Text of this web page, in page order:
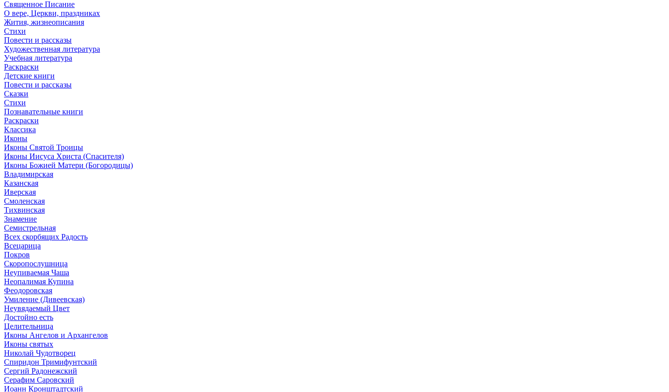
Священное Писание
О вере, Церкви, праздниках
Жития, жизнеописания
Стихи
Повести и рассказы
Художественная литература
Учебная литература
Раскраски
Детские книги
Повести и рассказы
Сказки
Стихи
Познавательные книги
Раскраски
Классика
Иконы
Иконы Святой Троицы
Иконы Иисуса Христа (Спасителя)
Иконы Божией Матери (Богородицы)
Владимирская
Казанская
Иверская
Смоленская
Тихвинская
Знамение
Семистрельная
Всех скорбящих Радость
Всецарица
Покров
Скоропослушница
Неупиваемая Чаша
Неопалимая Купина
Феодоровская
Умиление (Дивеевская)
Неувядаемый Цвет
Достойно есть
Целительница
Иконы Ангелов и Архангелов
Иконы святых
Николай Чудотворец
Спиридон Тримифунтский
Сергий Радонежский
Серафим Саровский
Иоанн Кронштадтский